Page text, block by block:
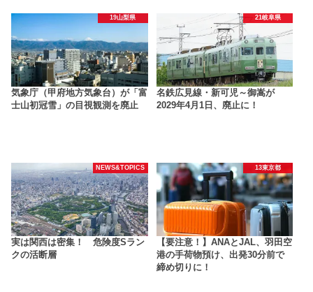
19山梨県
気象庁（甲府地方気象台）が「富
士山初冠雪」の目視観測を廃止
21岐阜県
名鉄広見線・新可児～御嵩が
2029年4月1日、廃止に！
NEWS&TOPICS
実は関西は密集！ 危険度Sラン
クの活断層
13東京都
【要注意！】ANAとJAL、羽田空
港の手荷物預け、出発30分前で
締め切りに！